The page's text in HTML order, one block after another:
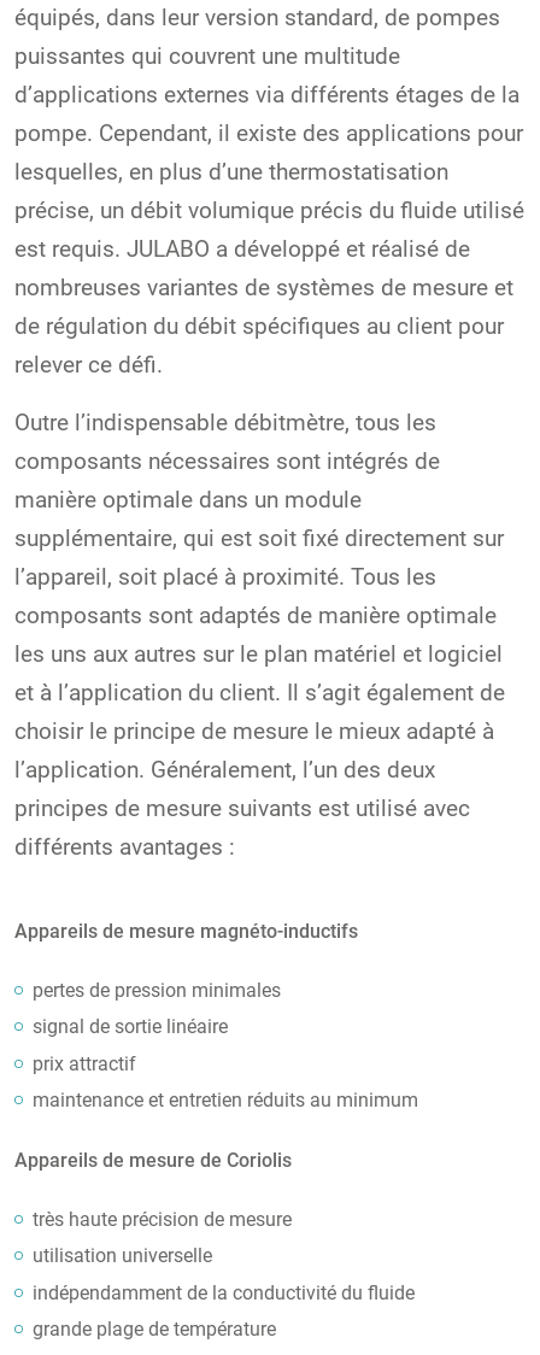
équipés, dans leur version standard, de pompes
puissantes qui couvrent une multitude
d’applications externes via différents étages de la
pompe. Cependant, il existe des applications pour
lesquelles, en plus d’une thermostatisation
précise, un débit volumique précis du fluide utilisé
est requis. JULABO a développé et réalisé de
nombreuses variantes de systèmes de mesure et
de régulation du débit spécifiques au client pour
relever ce défi.
Outre l’indispensable débitmètre, tous les
composants nécessaires sont intégrés de
manière optimale dans un module
supplémentaire, qui est soit fixé directement sur
l’appareil, soit placé à proximité. Tous les
composants sont adaptés de manière optimale
les uns aux autres sur le plan matériel et logiciel
et à l’application du client. Il s’agit également de
choisir le principe de mesure le mieux adapté à
l’application. Généralement, l’un des deux
principes de mesure suivants est utilisé avec
différents avantages :
Appareils de mesure magnéto-inductifs
pertes de pression minimales
signal de sortie linéaire
prix attractif
maintenance et entretien réduits au minimum
Appareils de mesure de Coriolis
très haute précision de mesure
utilisation universelle
indépendamment de la conductivité du fluide
grande plage de température